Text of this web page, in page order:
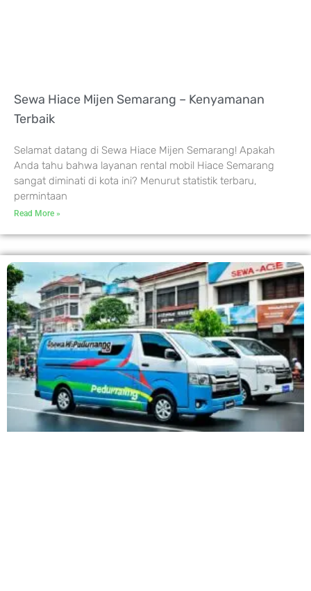
Sewa Hiace Mijen Semarang – Kenyamanan
Terbaik
Selamat datang di Sewa Hiace Mijen Semarang! Apakah
Anda tahu bahwa layanan rental mobil Hiace Semarang
sangat diminati di kota ini? Menurut statistik terbaru,
permintaan
Read More »